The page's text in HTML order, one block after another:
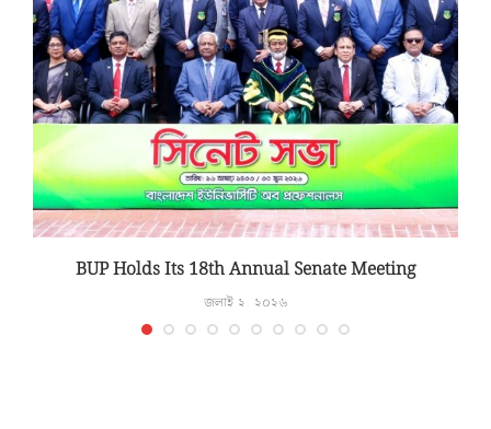
BUP Holds Its 18th Annual Senate Meeting
জুলাই ২, ২০২৬